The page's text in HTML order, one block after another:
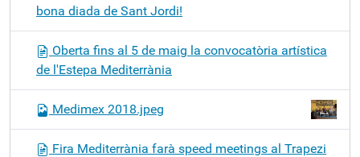
bona diada de Sant Jordi!
Oberta fins al 5 de maig la convocatòria artística
de l'Estepa Mediterrània
Medimex 2018.jpeg
Fira Mediterrània farà speed meetings al Trapezi